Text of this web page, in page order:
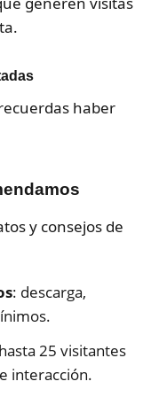
haber
y consejos de
: descarga,
25 visitantes
interacción.